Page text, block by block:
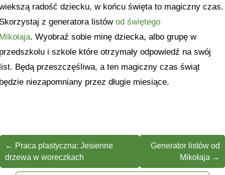
radość dziecku, w końcu święta to magiczny czas.
z generatora listówod świętego
. Wyobraź sobie minę dziecka, albo grupę w
i szkole które otrzymały odpowiedź na swój
Będą przeszczęśliwa, a ten magiczny czas świąt
niezapomniany przez długie miesiące.
← Praca plastyczna: Jesienne
drzewa w woreczkach
Generator listów od
Mikołaja →